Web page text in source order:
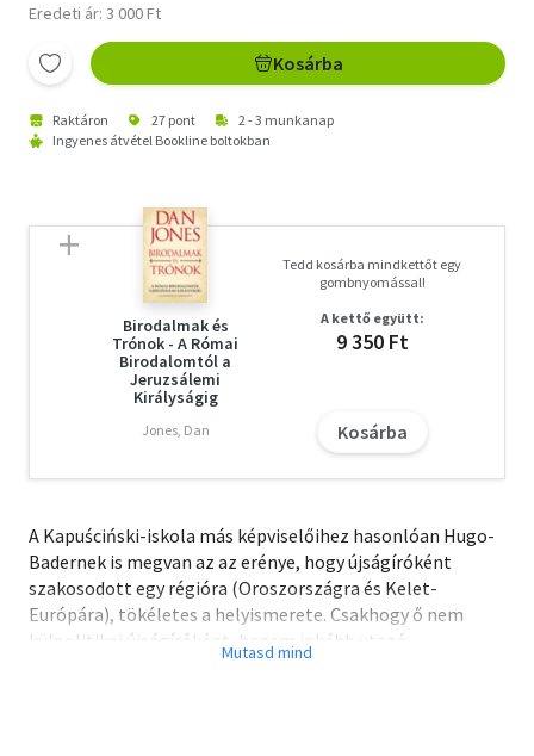
Eredeti ár: 3 000 Ft
Kosárba
Raktáron 27 pont
2 - 3 munkanap
Ingyenes átvétel Bookline boltokban
Birodalmak és
Trónok - A Római
Birodalomtól a
Jeruzsálemi
Királyságig
Jones, Dan
Tedd kosárba mindkettőt egy
gombnyomással!
A kettő együtt:
9 350 Ft
Kosárba
A Kapuściński-iskola más képviselőihez hasonlóan Hugo-
Badernek is megvan az az erénye, hogy újságíróként
szakosodott egy régióra (Oroszországra és Kelet-
Európára), tökéletes a helyismerete. Csakhogy ő nem
külpolitikai újságíróként, hanem inkább utazó
antropológusként gyűjti az ismereteket - és mindebből